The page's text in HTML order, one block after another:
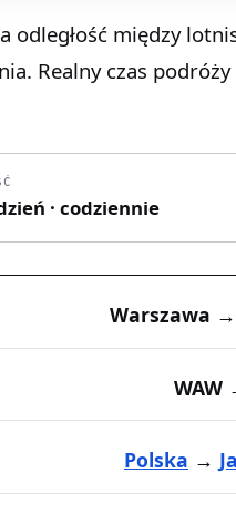
odległość między
Realny czas podróży
· codziennie
Warszawa
WAW
Polska →